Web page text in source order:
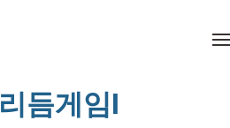
리듬게임I